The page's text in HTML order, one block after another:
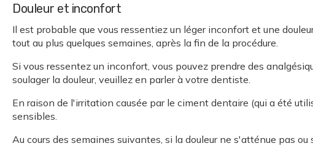
Douleur et inconfort
Il est probable que vous ressentiez un léger inconfort et une
tout au plus quelques semaines, après la fin de la procédure.
Si vous ressentez un inconfort, vous pouvez prendre des
soulager la douleur, veuillez en parler à votre dentiste.
En raison de l'irritation causée par le ciment dentaire (qui a été
sensibles.
Au cours des semaines suivantes, si la douleur ne s'atténue pas